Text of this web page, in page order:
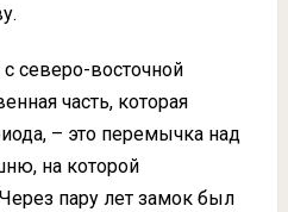
северо-восточной
часть, которая
– это перемычка над
на которой
пару лет замок был